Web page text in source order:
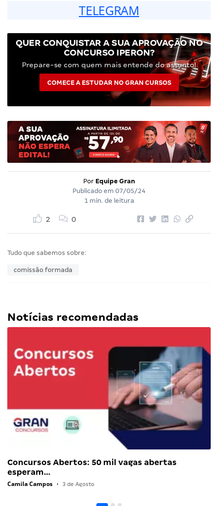
TELEGRAM
QUER CONQUISTAR A SUA APROVAÇÃO NO
CONCURSO IPERON?
Prepare-se com quem mais entende do assunto!
COMECE A ESTUDAR NO GRAN CURSOS
Por Equipe Gran
Publicado em 07/05/24
1 min. de leitura
2 0
Tudo que sabemos sobre:
comissão formada
Notícias recomendadas
Concursos Abertos: 50 mil vagas abertas
esperam…
Camila Campos • 3 de Agosto